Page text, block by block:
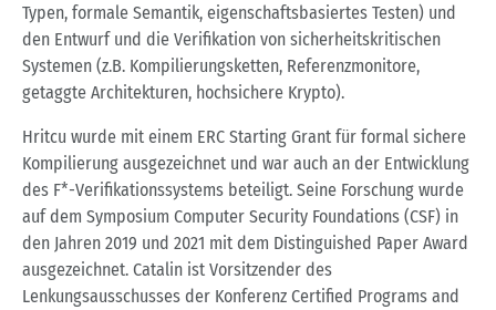
Typen, formale Semantik, eigenschaftsbasiertes Testen) und
den Entwurf und die Verifikation von sicherheitskritischen
Systemen (z.B. Kompilierungsketten, Referenzmonitore,
getaggte Architekturen, hochsichere Krypto).
Hritcu wurde mit einem ERC Starting Grant für formal sichere
Kompilierung ausgezeichnet und war auch an der Entwicklung
des F*-Verifikationssystems beteiligt. Seine Forschung wurde
auf dem Symposium Computer Security Foundations (CSF) in
den Jahren 2019 und 2021 mit dem Distinguished Paper Award
ausgezeichnet. Catalin ist Vorsitzender des
Lenkungsausschusses der Konferenz Certified Programs and